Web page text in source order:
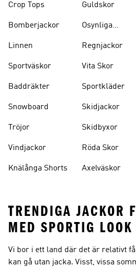
Crop Tops
Bomberjackor
Linnen
Sportväskor
Baddräkter
Snowboard
Tröjor
Vindjackor
Knälånga Shorts
Guldskor
Osynliga
Regnjackor
Vita Skor
Sportkläder
Skidjackor
Skidbyxor
Röda Skor
Axelväskor
TRENDIGA JACKOR
MED SPORTIG LOOK
Vi bor i ett land där det är relativt
kan gå utan jacka. Visst, vissa